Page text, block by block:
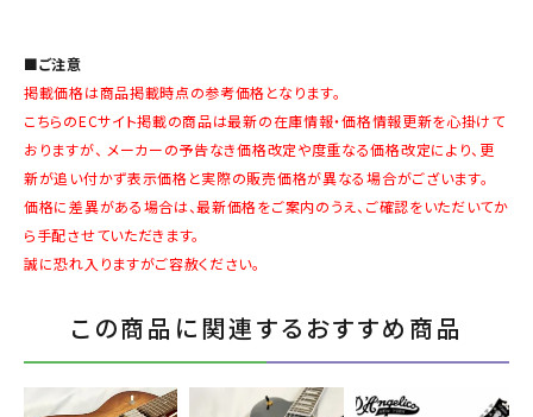
■ご注意
掲載価格は商品掲載時点の参考価格となります。
こちらのECサイト掲載の商品は最新の在庫情報・価格情報更新を心掛けて
おりますが、 メーカーの予告なき価格改定や度重なる価格改定により、更
新が追い付かず表示価格と実際の販売価格が異なる場合がございます。
価格に差異がある場合は、最新価格をご案内のうえ、ご確認をいただいてか
ら手配させていただきます。
誠に恐れ入りますがご容赦ください。
この商品に関連するおすすめ商品